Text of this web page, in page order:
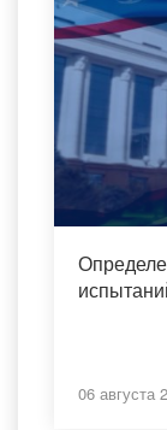
06 августа